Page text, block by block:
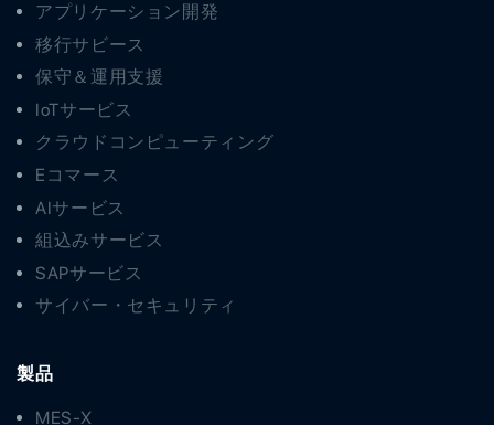
アプリケーション開発
移行サビース
保守＆運用支援
IoTサービス
クラウドコンピューティング
Eコマース
AIサービス
組込みサービス
SAPサービス
サイバー・セキュリティ
製品
MES-X